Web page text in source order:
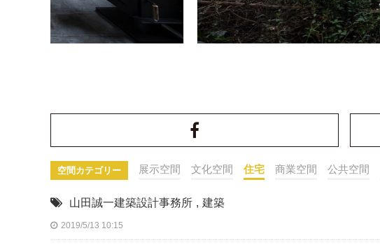
空間カテゴリー 展示空間 文化空間 住宅 商業空間 公共空間
山田誠一建築設計事務所 , 建築
2019/5/13 10:15